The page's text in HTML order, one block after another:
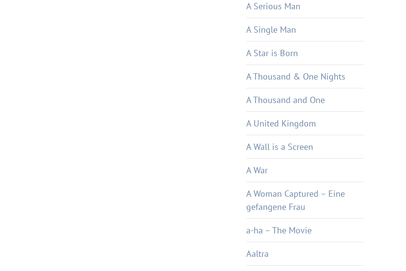
A Serious Man
A Single Man
A Star is Born
A Thousand & One Nights
A Thousand and One
A United Kingdom
A Wall is a Screen
A War
A Woman Captured – Eine
gefangene Frau
a-ha – The Movie
Aaltra